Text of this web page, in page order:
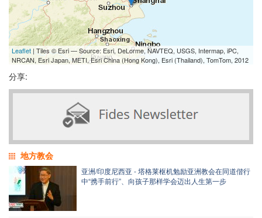
Leaflet | Tiles © Esri — Source: Esri, DeLorme, NAVTEQ, USGS, Intermap, iPC,
NRCAN, Esri Japan, METI, Esri China (Hong Kong), Esri (Thailand), TomTom, 2012
分享:
地方教会
亚洲/印度尼西亚 - 塔格莱枢机勉励亚洲教会在同道偕行
中“携手前行”、向孩子那样学会迈出人生第一步